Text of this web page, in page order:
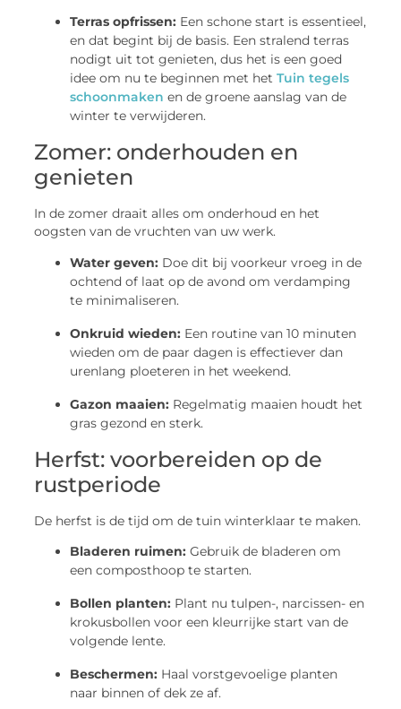
Terras opfrissen: Een schone start is essentieel,
en dat begint bij de basis. Een stralend terras
nodigt uit tot genieten, dus het is een goed
idee om nu te beginnen met hetTuin tegels
schoonmaken en de groene aanslag van de
winter te verwijderen.
Zomer: onderhouden en
genieten
In de zomer draait alles om onderhoud en het
oogsten van de vruchten van uw werk.
Water geven: Doe dit bij voorkeur vroeg in de
ochtend of laat op de avond om verdamping
te minimaliseren.
Onkruid wieden: Een routine van 10 minuten
wieden om de paar dagen is effectiever dan
urenlang ploeteren in het weekend.
Gazon maaien: Regelmatig maaien houdt het
gras gezond en sterk.
Herfst: voorbereiden op de
rustperiode
De herfst is de tijd om de tuin winterklaar te maken.
Bladeren ruimen: Gebruik de bladeren om
een composthoop te starten.
Bollen planten: Plant nu tulpen-, narcissen- en
krokusbollen voor een kleurrijke start van de
volgende lente.
Beschermen: Haal vorstgevoelige planten
naar binnen of dek ze af.